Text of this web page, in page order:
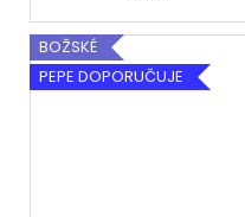
BOŽSKÉ
PEPE DOPORUČUJE